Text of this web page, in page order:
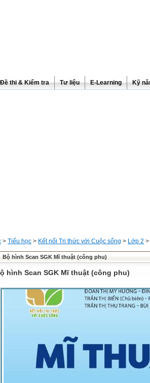
Đề thi & Kiểm tra Tư liệu E-Learning Kỹ
> Tiểu học > Kết nối Tri thức với Cuộc sống > Lớp 2 >
Bộ hình Scan SGK Mĩ thuật (công phu)
hình Scan SGK Mĩ thuật (công phu)